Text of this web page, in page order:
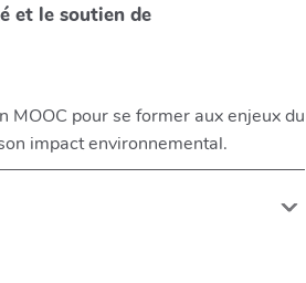
et le soutien de
MOOC pour se former aux enjeux du
impact environnemental.